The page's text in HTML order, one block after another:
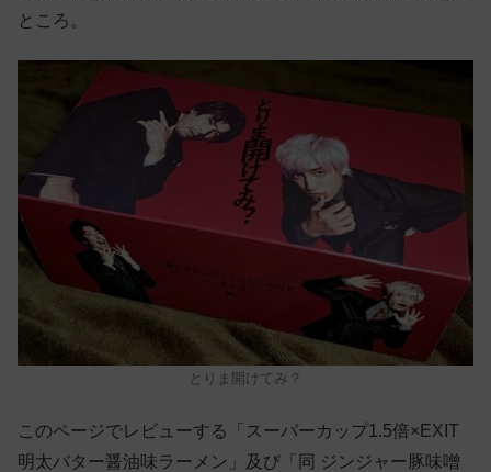
ところ。
とりま開けてみ？
このページでレビューする「スーパーカップ1.5倍×EXIT
明太バター醤油味ラーメン」及び「同 ジンジャー豚味噌